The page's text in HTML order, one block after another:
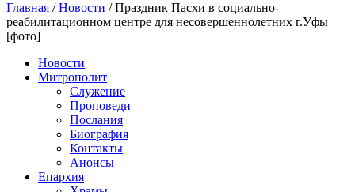
Главная /Новости /Праздник Пасхи в социально-
реабилитационном центре для несовершеннолетних г.Уфы
[фото]
Новости
Митрополит
Служение
Проповеди
Послания
Биография
Контакты
Анонсы
Епархия